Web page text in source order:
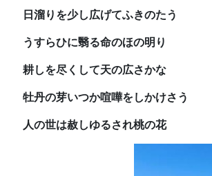
日溜りを少し広げてふきのたう
うすらひに翳る命のほの明り
耕しを尽くして天の広さかな
牡丹の芽いつか喧嘩をしかけさう
人の世は赦しゆるされ桃の花